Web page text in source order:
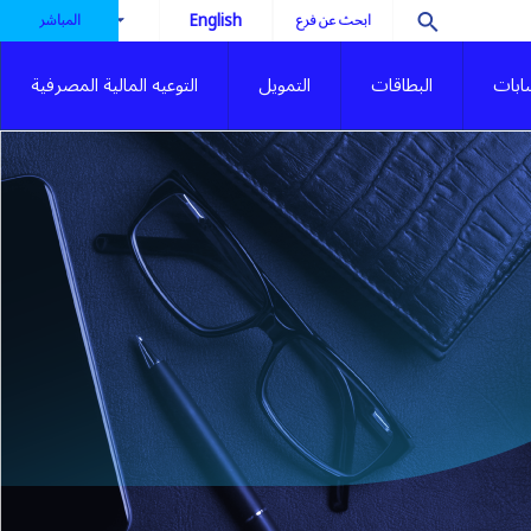
English ابحث عن فرع المباشر
البطاقات التمويل التوعيه المالية المصرفية